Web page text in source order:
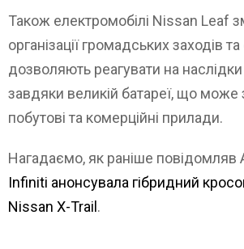
Також електромобілі Nissan Leaf
організації громадських заходів
дозволяють реагувати на наслідки
завдяки великій батареї, що може
побутові та комерційні прилади.
Нагадаємо, як раніше повідомляв
Infiniti анонсувала гібридний
Nissan X-Trail .